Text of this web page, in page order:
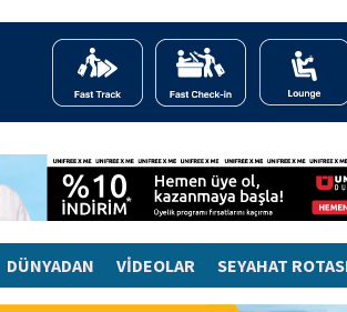
DÜNYADAN VİDEOLAR SEYAHAT